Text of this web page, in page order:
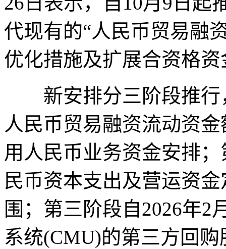
代现有的“人民币贸易融
优化措施及扩展合资格
新安排分三阶段推行
人民币贸易融资流动资
用人民币业务资金安排
民币资本支出及营运资
围；第三阶段自2026年2
系统(CMU)的第三方回